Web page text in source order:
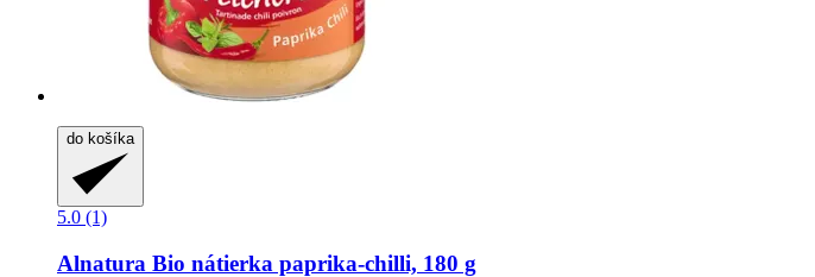
do košíka
5.0 (1)
Alnatura Bio nátierka paprika-​chilli, 180 g